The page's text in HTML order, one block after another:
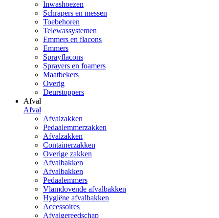
Inwashoezen
Schrapers en messen
Toebehoren
Telewassystemen
Emmers en flacons
Emmers
Sprayflacons
Sprayers en foamers
Maatbekers
Overig
Deurstoppers
Afval
Afval
Afvalzakken
Pedaalemmerzakken
Afvalzakken
Containerzakken
Overige zakken
Afvalbakken
Afvalbakken
Pedaalemmers
Vlamdovende afvalbakken
Hygiëne afvalbakken
Accessoires
Afvalgereedschap